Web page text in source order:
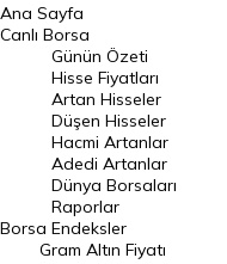
BIST 100 Hisseleri
En Çok Artan Hisseler
En Çok Düşen Hisseler
Hacmi Artanlar
Geçmiş Kapanışlar
Dünya Borsaları
Raporlar
Ana Sayfa
Canlı Borsa
Borsa
Günün Özeti
Hisse Fiyatları
Artan Hisseler
Düşen Hisseler
Hacmi Artanlar
Adedi Artanlar
Dünya Borsaları
Raporlar
Endeksler
Gram Altın Fiyatı